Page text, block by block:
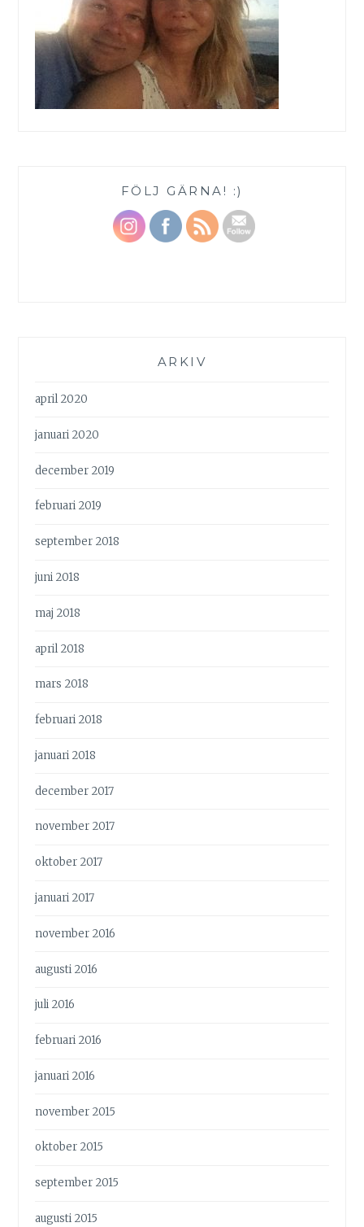
FÖLJ GÄRNA! :)
ARKIV
april 2020
januari 2020
december 2019
februari 2019
september 2018
juni 2018
maj 2018
april 2018
mars 2018
februari 2018
januari 2018
december 2017
november 2017
oktober 2017
januari 2017
november 2016
augusti 2016
juli 2016
februari 2016
januari 2016
november 2015
oktober 2015
september 2015
augusti 2015